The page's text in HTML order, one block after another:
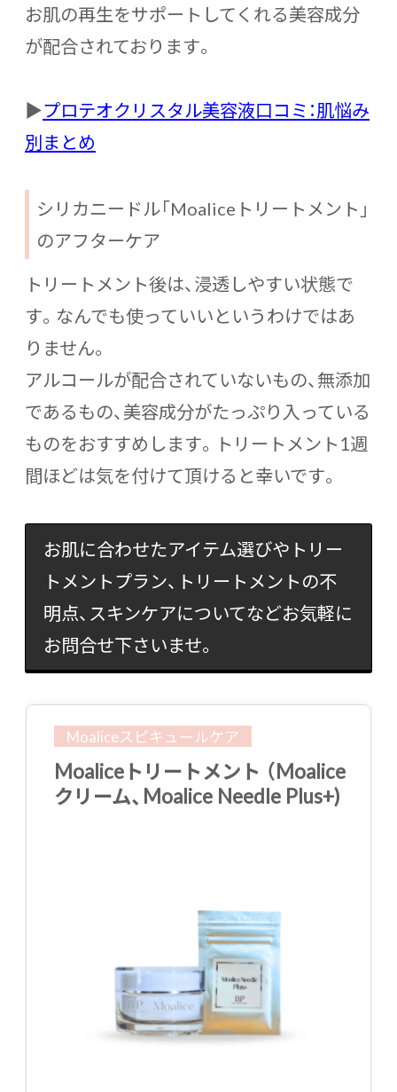
お肌の再生をサポートしてくれる美容成分
が配合されております。
▶プロテオクリスタル美容液口コミ：肌悩み
別まとめ
シリカニードル「Moaliceトリートメント」
のアフターケア
トリートメント後は、浸透しやすい状態で
す。なんでも使っていいというわけではあ
りません。
アルコールが配合されていないもの、無添加
であるもの、美容成分がたっぷり入っている
ものをおすすめします。トリートメント1週
間ほどは気を付けて頂けると幸いです。
お肌に合わせたアイテム選びやトリー
トメントプラン、トリートメントの不
明点、スキンケアについてなどお気軽に
お問合せ下さいませ。
Moaliceスピキュールケア
Moaliceトリートメント （Moalice
クリーム、Moalice Needle Plus+)